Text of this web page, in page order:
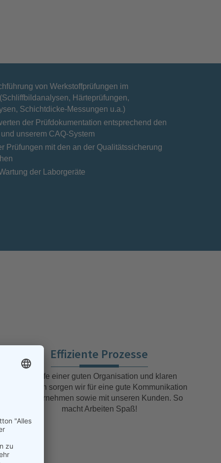
von Werkstoffprüfungen im
Härteprüfungen,
Schichtdicke-Messungen u.a.)
der Prüfdokumentation entsprechend den
unserem CAQ-System
Prüfungen mit den an der Qualitätssicherung
der Laborgeräte
Effiziente Prozesse
Mit Hilfe einer guten Organisation und klaren
Strukturen sorgen wir für eine gute Kommunikation
im Unternehmen sowie mit unseren Kunden. So
macht Arbeiten Spaß!